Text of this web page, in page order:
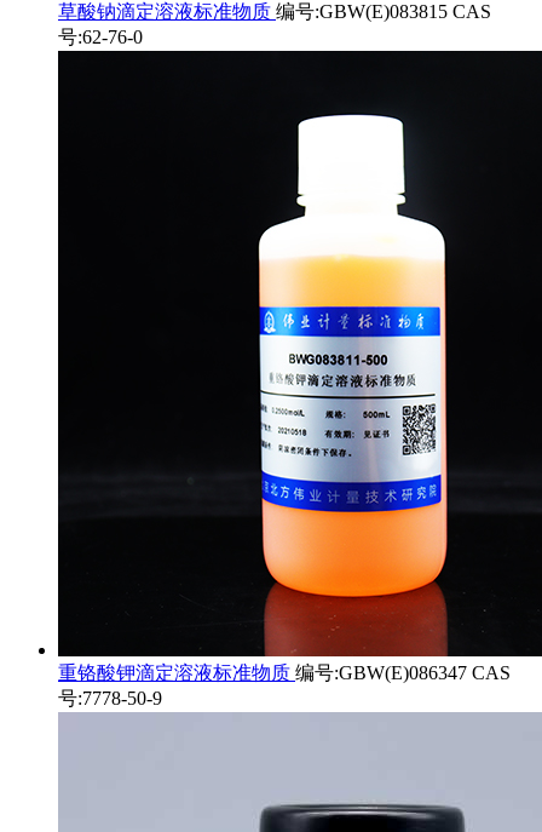
草酸钠滴定溶液标准物质 编号:GBW(E)083815 CAS
号:62-76-0
重铬酸钾滴定溶液标准物质 编号:GBW(E)086347 CAS
号:7778-50-9